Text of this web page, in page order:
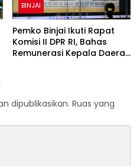
BINJAI
Pemko Binjai Ikuti Rapat
Komisi II DPR RI, Bahas
Remunerasi Kepala Daerah
dipublikasikan. Ruas yang